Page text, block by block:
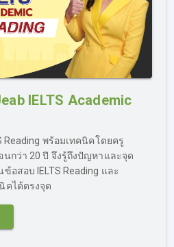
ได้ไหม?
ว่าเรามีคอร์สติว IELTS ครบวงจร
แม้ผู้เรียนจะอยู่ในกลุ่ม “พื้นฐาน
รวบรัด เป็นเนื้อหาสรุปตั้งแต่ต้น
ภาษาอังกฤษ ที่จะทำให้ผู้
กรณ์ละเอียด สามารถนำไปใช้ทำ
เป็นการปูพื้นฐานก่อนติวสอบ
ง Grammar จะสามารถนำไปต่อย
ได้ (ทดลองเรียน IELTS ฟรี
IELTS Academic
Reading พร้อมเทคนิคโดยครู
กว่า 20 ปี จึงรู้ถึงปัญหาและจุด
อสอบ IELTS Reading และ
คได้ตรงจุด